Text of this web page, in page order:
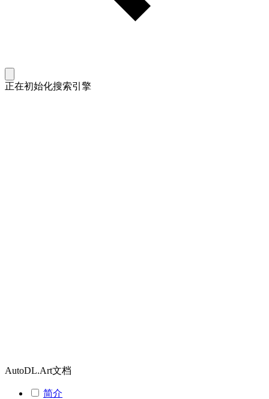
正在初始化搜索引擎
AutoDL.Art文档
简介